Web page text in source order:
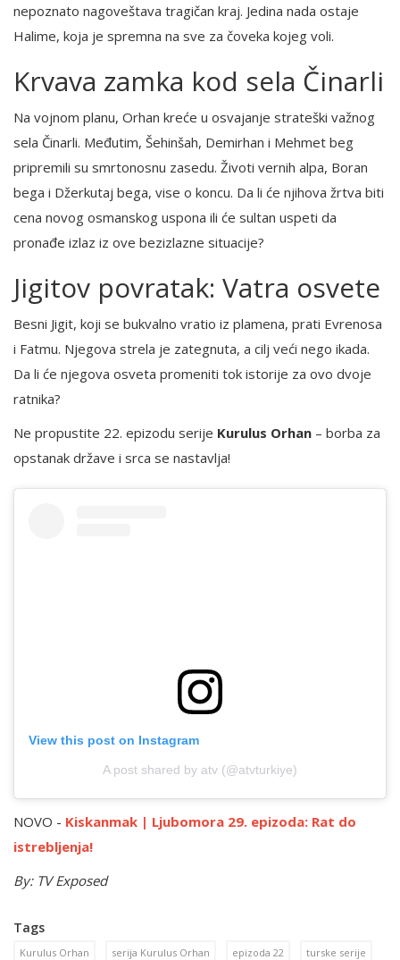
nepoznato nagoveštava tragičan kraj. Jedina nada ostaje
Halime, koja je spremna na sve za čoveka kojeg voli.
Krvava zamka kod sela Činarli
Na vojnom planu, Orhan kreće u osvajanje strateški važnog
sela Činarli. Međutim, Šehinšah, Demirhan i Mehmet beg
pripremili su smrtonosnu zasedu. Životi vernih alpa, Boran
bega i Džerkutaj bega, vise o koncu. Da li će njihova žrtva biti
cena novog osmanskog uspona ili će sultan uspeti da
pronađe izlaz iz ove bezizlazne situacije?
Jigitov povratak: Vatra osvete
Besni Jigit, koji se bukvalno vratio iz plamena, prati Evrenosa
i Fatmu. Njegova strela je zategnuta, a cilj veći nego ikada.
Da li će njegova osveta promeniti tok istorije za ovo dvoje
ratnika?
Ne propustite 22. epizodu serije Kurulus Orhan – borba za
opstanak države i srca se nastavlja!
View this post on Instagram
A post shared by atv (@atvturkiye)
NOVO - Kiskanmak | Ljubomora 29. epizoda: Rat do
istrebljenja!
By: TV Exposed
Tags
Kurulus Orhan serija Kurulus Orhan epizoda 22 turske serije